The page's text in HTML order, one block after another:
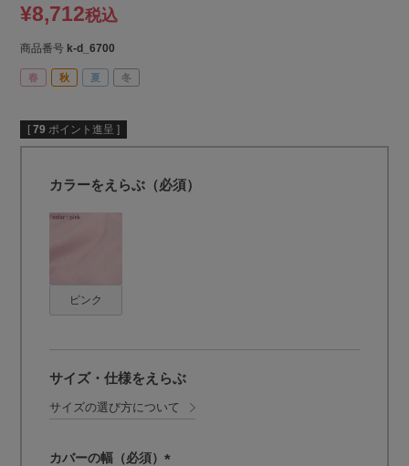
¥8,712税込
商品番号 k-d_6700
春 秋 夏 冬
[ 79 ポイント進呈 ]
カラーをえらぶ（必須）
ピンク
サイズ・仕様をえらぶ
サイズの選び方について
カバーの幅（必須）